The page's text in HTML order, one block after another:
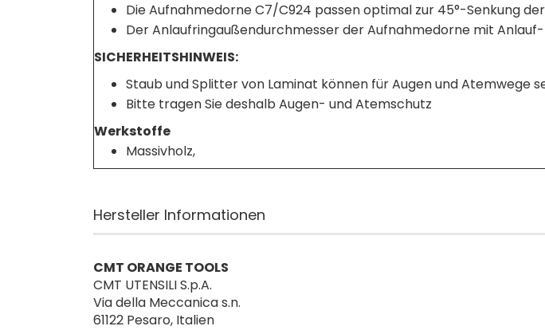
Die Aufnahmedorne C7/C924 passen optimal zur 45°-Senkung
Der Anlaufringaußendurchmesser der Aufnahmedorne mit
SICHERHEITSHINWEIS:
Staub und Splitter von Laminat können für Augen und Atemwege
Bitte tragen Sie deshalb Augen- und Atemschutz
Werkstoffe
Massivholz,
Hersteller Informationen
CMT ORANGE TOOLS
CMT UTENSILI S.p.A.
Via della Meccanica s.n.
61122 Pesaro, Italien